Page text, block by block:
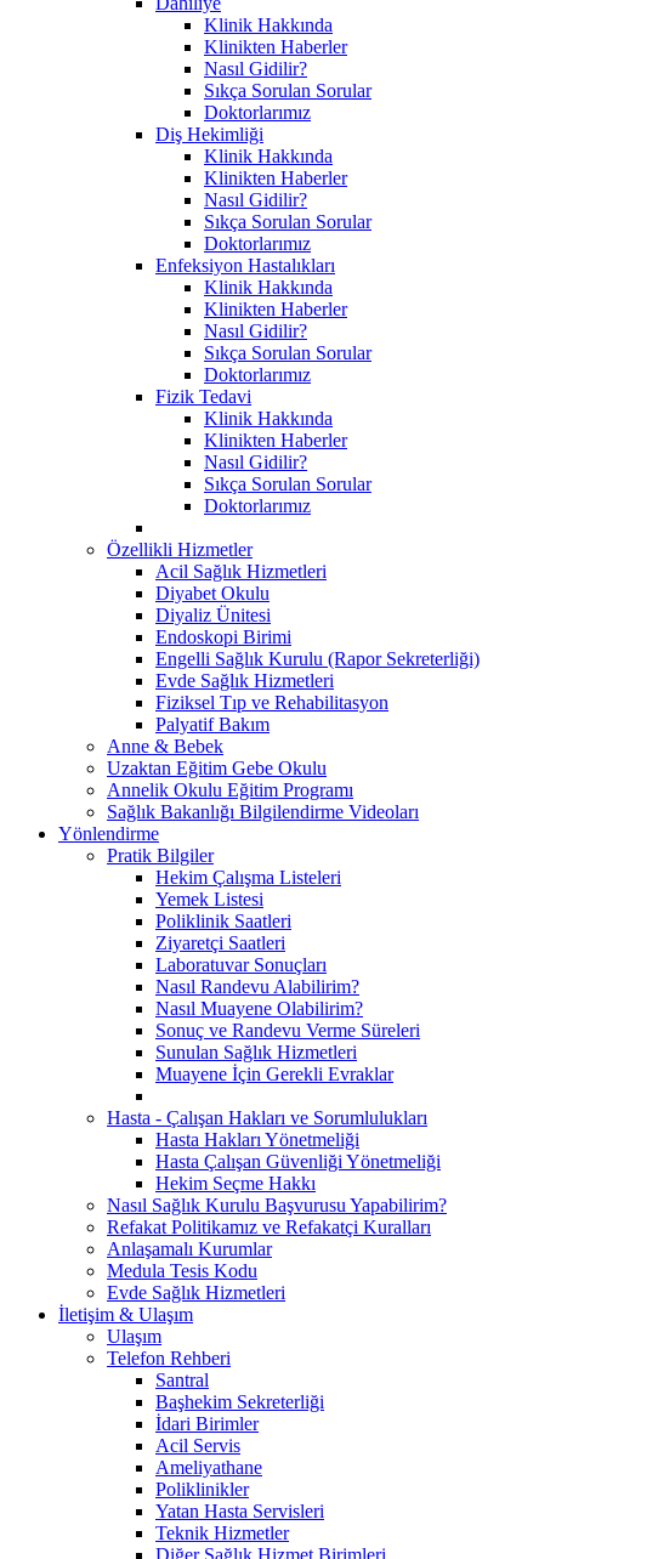
Klinik Hakkında
Klinikten Haberler
Nasıl Gidilir?
Sıkça Sorulan Sorular
Doktorlarımız
Diş Hekimliği
Klinik Hakkında
Klinikten Haberler
Nasıl Gidilir?
Sıkça Sorulan Sorular
Doktorlarımız
Enfeksiyon Hastalıkları
Klinik Hakkında
Klinikten Haberler
Nasıl Gidilir?
Sıkça Sorulan Sorular
Doktorlarımız
Fizik Tedavi
Klinik Hakkında
Klinikten Haberler
Nasıl Gidilir?
Sıkça Sorulan Sorular
Doktorlarımız
Özellikli Hizmetler
Acil Sağlık Hizmetleri
Diyabet Okulu
Diyaliz Ünitesi
Endoskopi Birimi
Engelli Sağlık Kurulu (Rapor Sekreterliği)
Evde Sağlık Hizmetleri
Fiziksel Tıp ve Rehabilitasyon
Palyatif Bakım
Anne & Bebek
Uzaktan Eğitim Gebe Okulu
Annelik Okulu Eğitim Programı
Sağlık Bakanlığı Bilgilendirme Videoları
Yönlendirme
Pratik Bilgiler
Hekim Çalışma Listeleri
Yemek Listesi
Poliklinik Saatleri
Ziyaretçi Saatleri
Laboratuvar Sonuçları
Nasıl Randevu Alabilirim?
Nasıl Muayene Olabilirim?
Sonuç ve Randevu Verme Süreleri
Sunulan Sağlık Hizmetleri
Muayene İçin Gerekli Evraklar
Hasta - Çalışan Hakları ve Sorumlulukları
Hasta Hakları Yönetmeliği
Hasta Çalışan Güvenliği Yönetmeliği
Hekim Seçme Hakkı
Nasıl Sağlık Kurulu Başvurusu Yapabilirim?
Refakat Politikamız ve Refakatçi Kuralları
Anlaşamalı Kurumlar
Medula Tesis Kodu
Evde Sağlık Hizmetleri
İletişim & Ulaşım
Ulaşım
Telefon Rehberi
Santral
Başhekim Sekreterliği
İdari Birimler
Acil Servis
Ameliyathane
Poliklinikler
Yatan Hasta Servisleri
Teknik Hizmetler
Diğer Sağlık Hizmet Birimleri